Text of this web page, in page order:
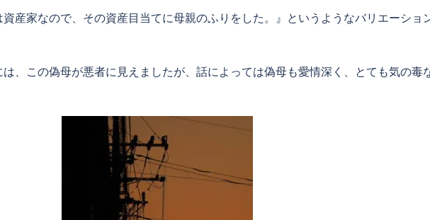
産家なので、その資産目当てに母親のふりをした。』というようなバリエーショ
、この偽母が悪者に見えましたが、話によっては偽母も愛情深く、とても気の毒